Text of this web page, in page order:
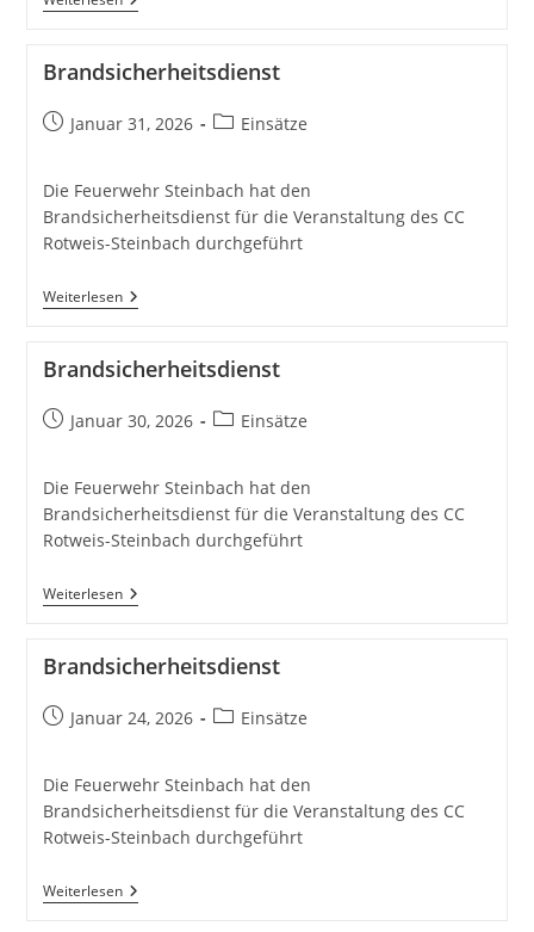
Brandsicherheitsdienst
BeitragJanuar 31, 2026
Beitrags-
Einsätze
Die Feuerwehr Steinbach hat den
Brandsicherheitsdienst für die Veranstaltung des CC
Rotweis-Steinbach durchgeführt
WeiterlesenBrandsicherheitsdienst
Brandsicherheitsdienst
BeitragJanuar 30, 2026
Beitrags-
Einsätze
Die Feuerwehr Steinbach hat den
Brandsicherheitsdienst für die Veranstaltung des CC
Rotweis-Steinbach durchgeführt
WeiterlesenBrandsicherheitsdienst
Brandsicherheitsdienst
BeitragJanuar 24, 2026
Beitrags-
Einsätze
Die Feuerwehr Steinbach hat den
Brandsicherheitsdienst für die Veranstaltung des CC
Rotweis-Steinbach durchgeführt
WeiterlesenBrandsicherheitsdienst